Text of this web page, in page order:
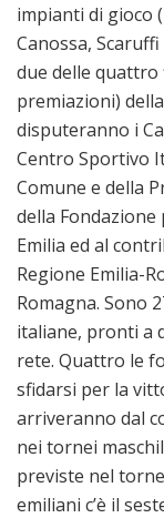
impianti di gioco
Canossa,
due delle
premiazioni)
disputeranno i
Centro Sportivo
Comune e della
della
Emilia ed al
Regione Emilia-
Romagna. Sono
italiane, pronti a
rete. Quattro le
sfidarsi per la
arriveranno dal
nei tornei
previste nel
emiliani c’è il